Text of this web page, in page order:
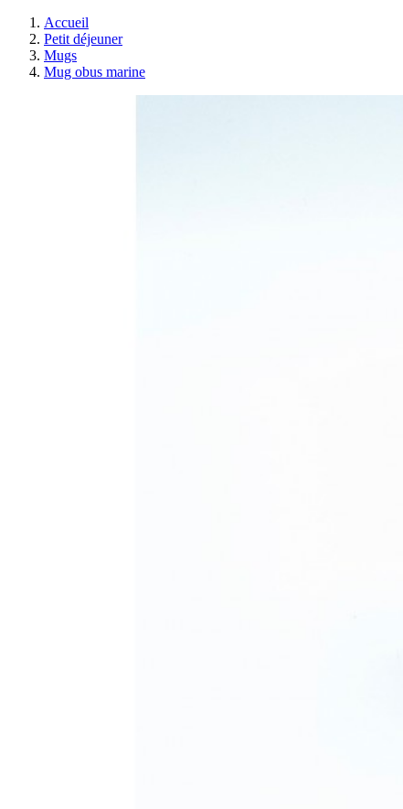
Accueil
Petit déjeuner
Mugs
Mug obus marine